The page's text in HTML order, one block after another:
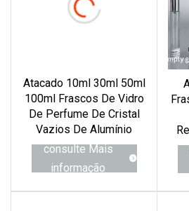
Atacado 10ml 30ml 50ml
100ml Frascos De Vidro
De Perfume De Cristal
Vazios De Alumínio
consulte Mais
informação